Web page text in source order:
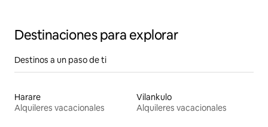
Destinaciones para explorar
Destinos a un paso de ti
Harare
Alquileres vacacionales
Vilankulo
Alquileres vacacionales